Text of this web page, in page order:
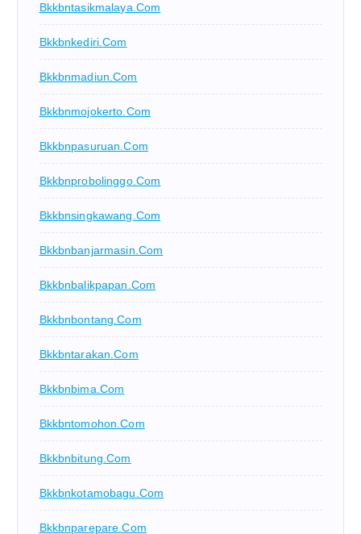
Bkkbntasikmalaya.com
Bkkbnkediri.com
Bkkbnmadiun.com
Bkkbnmojokerto.com
Bkkbnpasuruan.com
Bkkbnprobolinggo.com
Bkkbnsingkawang.com
Bkkbnbanjarmasin.com
Bkkbnbalikpapan.com
Bkkbnbontang.com
Bkkbntarakan.com
Bkkbnbima.com
Bkkbntomohon.com
Bkkbnbitung.com
Bkkbnkotamobagu.com
Bkkbnparepare.com